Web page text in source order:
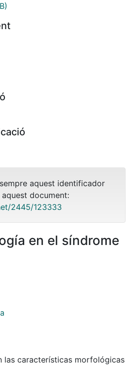
aquest identificador
document:
2445/123333
en el síndrome
las características morfológicas